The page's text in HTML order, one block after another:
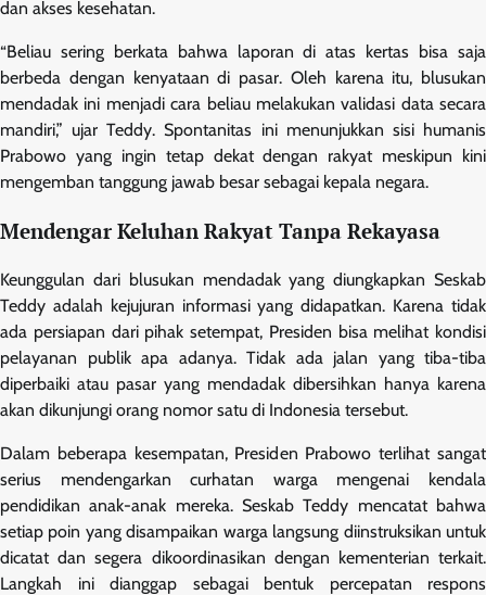
dan akses kesehatan.
“Beliau sering berkata bahwa laporan di atas kertas bisa saja
berbeda dengan kenyataan di pasar. Oleh karena itu, blusukan
mendadak ini menjadi cara beliau melakukan validasi data secara
mandiri,” ujar Teddy. Spontanitas ini menunjukkan sisi humanis
Prabowo yang ingin tetap dekat dengan rakyat meskipun kini
mengemban tanggung jawab besar sebagai kepala negara.
Mendengar Keluhan Rakyat Tanpa Rekayasa
Keunggulan dari blusukan mendadak yang diungkapkan Seskab
Teddy adalah kejujuran informasi yang didapatkan. Karena tidak
ada persiapan dari pihak setempat, Presiden bisa melihat kondisi
pelayanan publik apa adanya. Tidak ada jalan yang tiba-tiba
diperbaiki atau pasar yang mendadak dibersihkan hanya karena
akan dikunjungi orang nomor satu di Indonesia tersebut.
Dalam beberapa kesempatan, Presiden Prabowo terlihat sangat
serius mendengarkan curhatan warga mengenai kendala
pendidikan anak-anak mereka. Seskab Teddy mencatat bahwa
setiap poin yang disampaikan warga langsung diinstruksikan untuk
dicatat dan segera dikoordinasikan dengan kementerian terkait.
Langkah ini dianggap sebagai bentuk percepatan respons